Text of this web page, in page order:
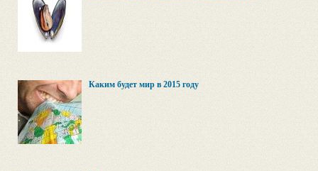
Каким будет мир в 2015 году